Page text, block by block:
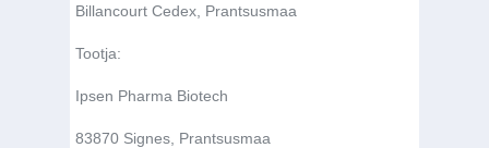
Billancourt Cedex, Prantsusmaa
Tootja:
Ipsen Pharma Biotech
83870 Signes, Prantsusmaa